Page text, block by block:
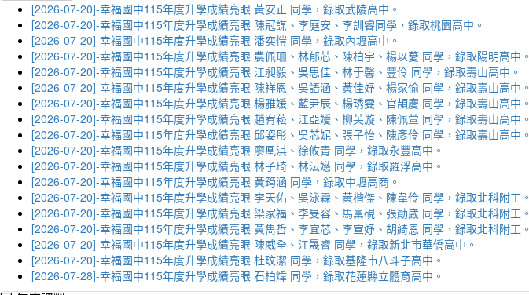
[2026-07-20]-幸福國中115年度升學成績亮眼 黃安正 同學，錄取武陵高中。
[2026-07-20]-幸福國中115年度升學成績亮眼 陳冠謀、李庭安、李訓睿同學，錄取桃園高中。
[2026-07-20]-幸福國中115年度升學成績亮眼 潘奕愷 同學，錄取內壢高中。
[2026-07-20]-幸福國中115年度升學成績亮眼 農佩珊、林郁芯、陳柏宇、楊以薆 同學，錄取陽明高中。
[2026-07-20]-幸福國中115年度升學成績亮眼 江昶毅、吳思佳、林于馨、豐伶 同學，錄取壽山高中。
[2026-07-20]-幸福國中115年度升學成績亮眼 陳祥恩、吳語涵、黃佳妤、楊家愉 同學，錄取壽山高中。
[2026-07-20]-幸福國中115年度升學成績亮眼 楊雅媛、藍尹辰、楊琇雯、官頡慶 同學，錄取壽山高中。
[2026-07-20]-幸福國中115年度升學成績亮眼 趙宥菘、江亞嬡、柳芙漩、陳佩萱 同學，錄取壽山高中。
[2026-07-20]-幸福國中115年度升學成績亮眼 邱姿彤、吳芯妮、張子怡、陳彥伶 同學，錄取壽山高中。
[2026-07-20]-幸福國中115年度升學成績亮眼 廖凰淇、徐攸青 同學，錄取永豐高中。
[2026-07-20]-幸福國中115年度升學成績亮眼 林子琦、林沄嬨 同學，錄取羅浮高中。
[2026-07-20]-幸福國中115年度升學成績亮眼 黃筠涵 同學，錄取中壢高商。
[2026-07-20]-幸福國中115年度升學成績亮眼 李天佑、吳泳霖、黃楷傑、陳韋伶 同學，錄取北科附工。
[2026-07-20]-幸福國中115年度升學成績亮眼 梁家福、李旻容、馬稟硯、張勛崴 同學，錄取北科附工。
[2026-07-20]-幸福國中115年度升學成績亮眼 黃雋哲、李宜芯、李宣妤、胡綺恩 同學，錄取北科附工。
[2026-07-20]-幸福國中115年度升學成績亮眼 陳威全、江晟睿 同學，錄取新北市華僑高中。
[2026-07-20]-幸福國中115年度升學成績亮眼 杜玟潔 同學，錄取基隆市八斗子高中。
[2026-07-28]-幸福國中115年度升學成績亮眼 石柏煒 同學，錄取花蓮縣立體育高中。